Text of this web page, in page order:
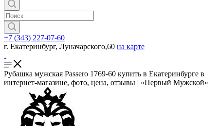
+7 (343) 227-07-60
г. Екатеринбург, Луначарского,60 на карте
Рубашка мужская Passero 1769-60 купить в Екатеринбурге в
интернет-магазине, фото, цена, отзывы | «Первый Мужской»